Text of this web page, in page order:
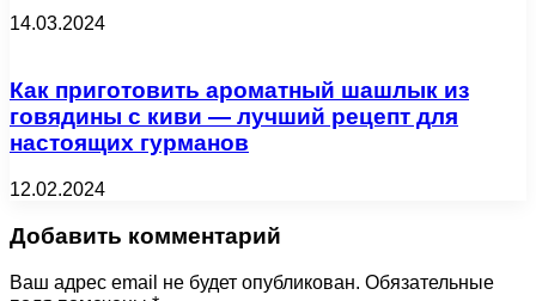
14.03.2024
Как приготовить ароматный шашлык из
говядины с киви — лучший рецепт для
настоящих гурманов
12.02.2024
Добавить комментарий
Ваш адрес email не будет опубликован. Обязательные